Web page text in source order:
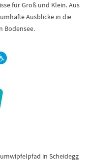
für Groß und Klein. Aus
Ausblicke in die
Bodensee.
in Scheidegg